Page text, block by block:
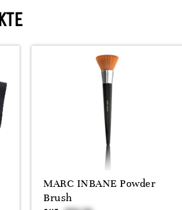
MARC INBANE Powder
Brush